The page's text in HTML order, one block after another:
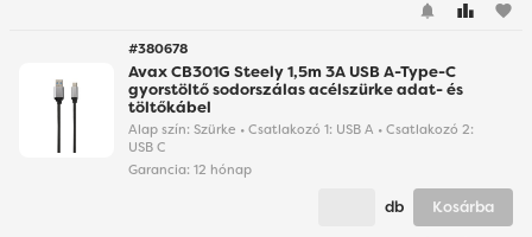
favorite
#380678
Avax CB301G Steely 1,5m 3A USB A-Type-C
gyorstöltő sodorszálas acélszürke adat- és
töltőkábel
Alap szín: Szürke • Csatlakozó 1: USB A • Csatlakozó 2:
USB C
Garancia: 12 hónap
db Kosárba